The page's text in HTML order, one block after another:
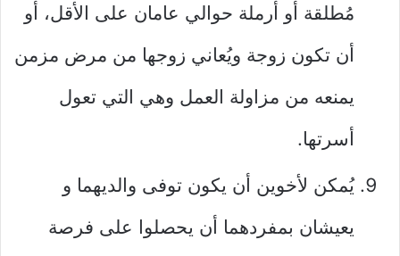
مُطلقة أو أرملة حوالي عامان على الأقل، أو
أن تكون زوجة ويُعاني زوجها من مرض مزمن
يمنعه من مزاولة العمل وهي التي تعول
أسرتها.
يُمكن لأخوين أن يكون توفى والديهما و
يعيشان بمفردهما أن يحصلوا على فرصة